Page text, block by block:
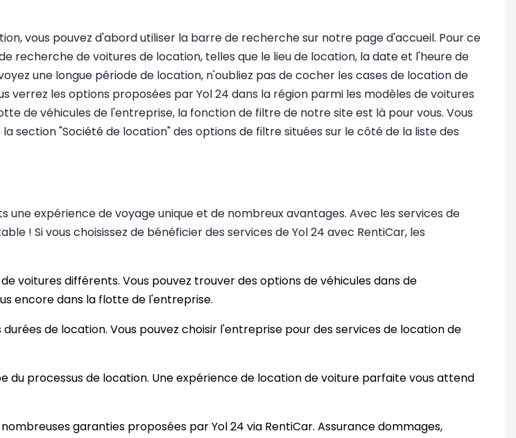
vous pouvez d'abord utiliser la barre de recherche sur notre page d'accueil. Pour ce
recherche de voitures de location, telles que le lieu de location, la date et l'heure de
une longue période de location, n'oubliez pas de cocher les cases de location de
verrez les options proposées par Yol 24 dans la région parmi les modèles de voitures
de véhicules de l'entreprise, la fonction de filtre de notre site est là pour vous. Vous
section "Société de location" des options de filtre situées sur le côté de la liste des
expérience de voyage unique et de nombreux avantages. Avec les services de
! Si vous choisissez de bénéficier des services de Yol 24 avec RentiCar, les
voitures différents. Vous pouvez trouver des options de véhicules dans de
encore dans la flotte de l'entreprise.
de location. Vous pouvez choisir l'entreprise pour des services de location de
du processus de location. Une expérience de location de voiture parfaite vous attend
garanties proposées par Yol 24 via RentiCar. Assurance dommages,